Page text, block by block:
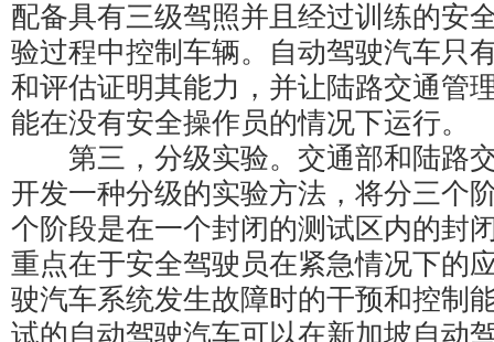
配备具有三级驾照并且经过训练的安
验过程中控制车辆。自动驾驶汽车只
和评估证明其能力，并让陆路交通管
能在没有安全操作员的情况下运行。
第三，分级实验。交通部和陆路
开发一种分级的实验方法，将分三个
个阶段是在一个封闭的测试区内的封
重点在于安全驾驶员在紧急情况下的
驶汽车系统发生故障时的干预和控制
试的自动驾驶汽车可以在新加坡自动